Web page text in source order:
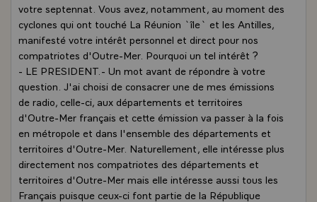
votre septennat. Vous avez, notamment, au moment des
cyclones qui ont touché La Réunion `île` et les Antilles,
manifesté votre intérêt personnel et direct pour nos
compatriotes d'Outre-Mer. Pourquoi un tel intérêt ?
- LE PRESIDENT.- Un mot avant de répondre à votre
question. J'ai choisi de consacrer une de mes émissions
de radio, celle-ci, aux départements et territoires
d'Outre-Mer français et cette émission va passer à la fois
en métropole et dans l'ensemble des départements et
territoires d'Outre-Mer. Naturellement, elle intéresse plus
directement nos compatriotes des départements et
territoires d'Outre-Mer mais elle intéresse aussi tous les
Français puisque ceux-ci font partie de la République